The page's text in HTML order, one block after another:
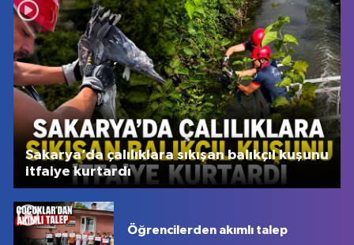
Sakarya’da çalılıklara sıkışan balıkçıl kuşunu
itfaiye kurtardı
Öğrencilerden akımlı talep